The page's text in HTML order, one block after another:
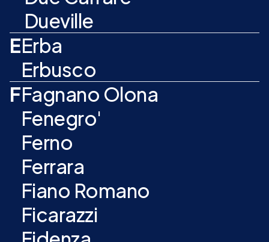
Dueville
EErba
Erbusco
FFagnano Olona
Fenegro'
Ferno
Ferrara
Fiano Romano
Ficarazzi